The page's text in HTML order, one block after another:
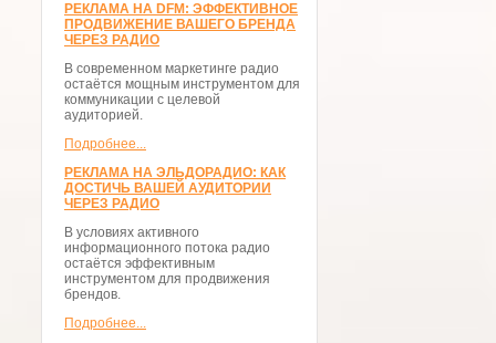
РЕКЛАМА НА DFM: ЭФФЕКТИВНОЕ
ПРОДВИЖЕНИЕ ВАШЕГО БРЕНДА
ЧЕРЕЗ РАДИО
В современном маркетинге радио
остаётся мощным инструментом для
коммуникации с целевой
аудиторией.
Подробнее...
РЕКЛАМА НА ЭЛЬДОРАДИО: КАК
ДОСТИЧЬ ВАШЕЙ АУДИТОРИИ
ЧЕРЕЗ РАДИО
В условиях активного
информационного потока радио
остаётся эффективным
инструментом для продвижения
брендов.
Подробнее...